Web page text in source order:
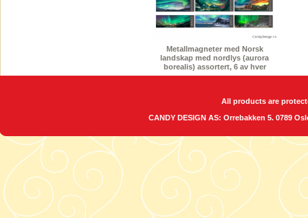
Metallmagneter med Norsk
landskap med nordlys (aurora
borealis) assortert, 6 av hver
All products are
CANDY DESIGN AS: Orrebakken 5. 0789